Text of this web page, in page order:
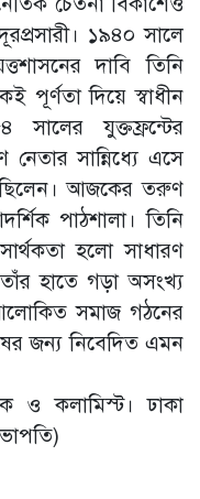
১৯৪০ সালে
দাবি তিনি
পূর্ণতা দিয়ে স্বাধীন
সালের যুক্তফ্রন্টের
সান্নিধ্যে এসে
আজকের তরুণ
পাঠশালা। তিনি
হলো সাধারণ
তাঁর হাতে গড়া অসংখ্য
সমাজ গঠনের
জন্য নিবেদিত এমন
ও কলামিস্ট। ঢাকা